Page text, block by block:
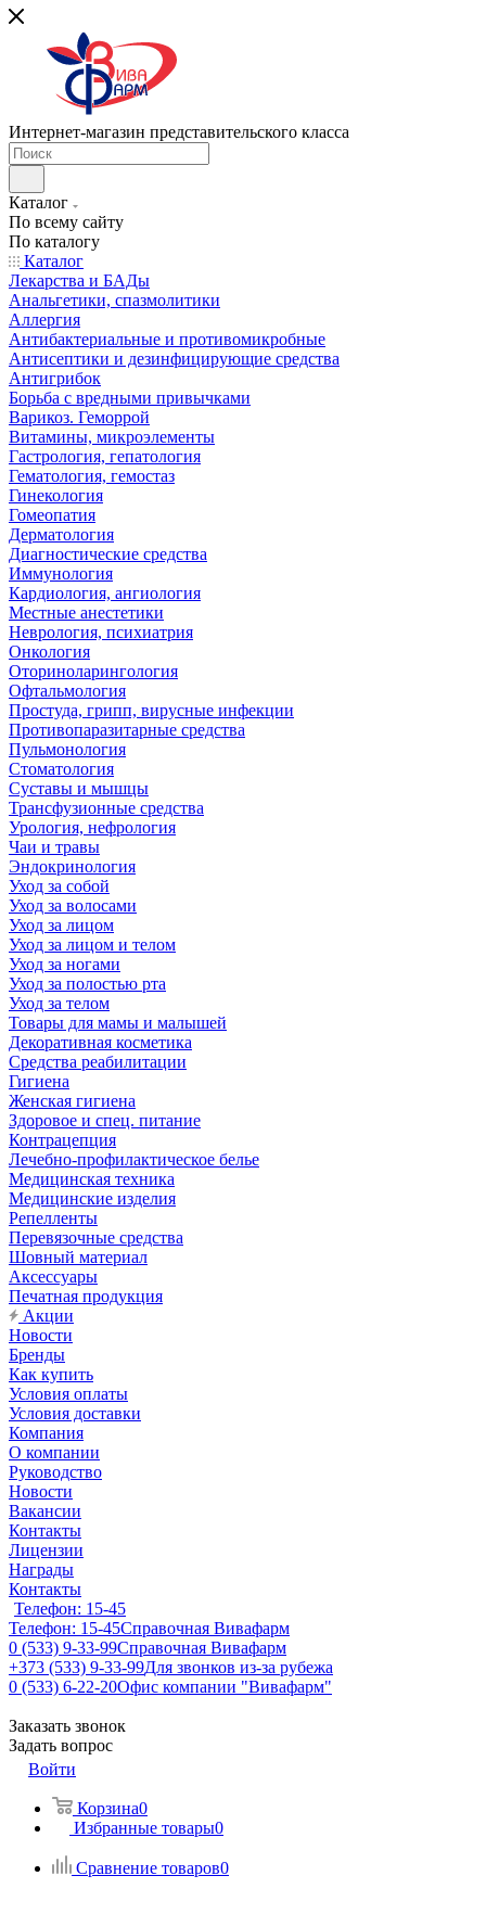
Интернет-магазин представительского класса
Каталог
По всему сайту
По каталогу
Каталог
Лекарства и БАДы
Анальгетики, спазмолитики
Аллергия
Антибактериальные и противомикробные
Антисептики и дезинфицирующие средства
Антигрибок
Борьба с вредными привычками
Варикоз. Геморрой
Витамины, микроэлементы
Гастрология, гепатология
Гематология, гемостаз
Гинекология
Гомеопатия
Дерматология
Диагностические средства
Иммунология
Кардиология, ангиология
Местные анестетики
Неврология, психиатрия
Онкология
Оториноларингология
Офтальмология
Простуда, грипп, вирусные инфекции
Противопаразитарные средства
Пульмонология
Стоматология
Суставы и мышцы
Трансфузионные средства
Урология, нефрология
Чаи и травы
Эндокринология
Уход за собой
Уход за волосами
Уход за лицом
Уход за лицом и телом
Уход за ногами
Уход за полостью рта
Уход за телом
Товары для мамы и малышей
Декоративная косметика
Средства реабилитации
Гигиена
Женская гигиена
Здоровое и спец. питание
Контрацепция
Лечебно-профилактическое белье
Медицинская техника
Медицинские изделия
Репелленты
Перевязочные средства
Шовный материал
Аксессуары
Печатная продукция
Акции
Новости
Бренды
Как купить
Условия оплаты
Условия доставки
Компания
О компании
Руководство
Новости
Вакансии
Контакты
Лицензии
Награды
Контакты
Телефон: 15-45
Телефон: 15-45Справочная Вивафарм
0 (533) 9-33-99Справочная Вивафарм
+373 (533) 9-33-99Для звонков из-за рубежа
0 (533) 6-22-20Офис компании "Вивафарм"
Заказать звонок
Задать вопрос
Войти
Корзина0
Избранные товары0
Сравнение товаров0